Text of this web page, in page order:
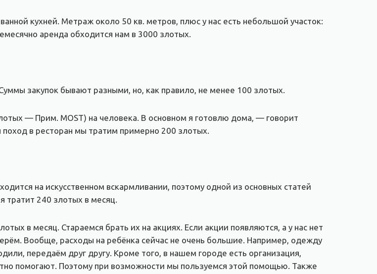
кухней. Метраж около 50 кв. метров, плюс у нас есть небольшой участок:
аренда обходится нам в 3000 злотых.
закупок бывают разными, но, как правило, не менее 100 злотых.
— Прим. MOST) на человека. В основном я готовлю дома, — говорит
в ресторан мы тратим примерно 200 злотых.
на искусственном вскармливании, поэтому одной из основных статей
тратит 240 злотых в месяц.
в месяц. Стараемся брать их на акциях. Если акции появляются, а у нас нет
Вообще, расходы на ребёнка сейчас не очень большие. Например, одежду
передаём друг другу. Кроме того, в нашем городе есть организация,
помогают. Поэтому при возможности мы пользуемся этой помощью. Также